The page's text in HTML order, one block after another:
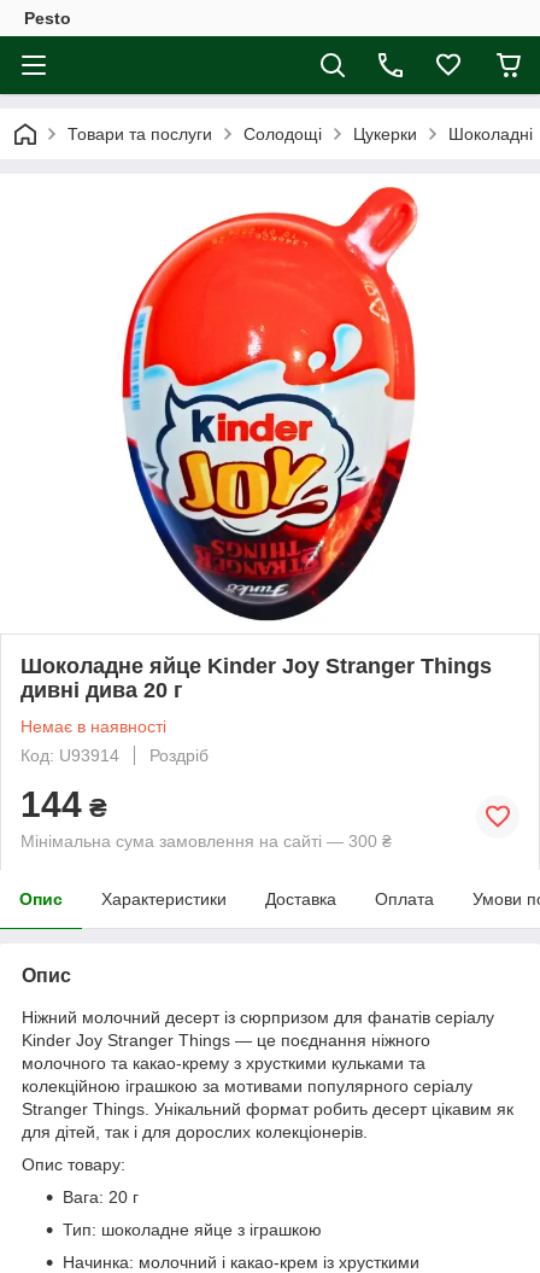
Pesto
Товари та послуги Солодощі Цукерки Шоколадні
Шоколадне яйце Kinder Joy Stranger Things
дивні дива 20 г
Немає в наявності
Код: U93914
Роздріб
144 ₴
Мінімальна сума замовлення на сайті — 300 ₴
Опис Характеристики Доставка Оплата Умови
Опис
Ніжний молочний десерт із сюрпризом для фанатів серіалу
Kinder Joy Stranger Things — це поєднання ніжного
молочного та какао-крему з хрусткими кульками та
колекційною іграшкою за мотивами популярного серіалу
Stranger Things. Унікальний формат робить десерт цікавим як
для дітей, так і для дорослих колекціонерів.
Опис товару:
Вага: 20 г
Тип: шоколадне яйце з іграшкою
Начинка: молочний і какао-крем із хрусткими